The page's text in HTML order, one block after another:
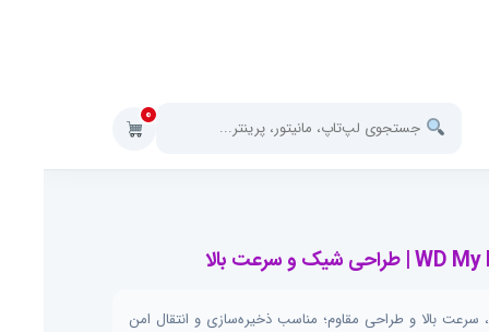
0
هارد باکس WD My Passport Ultra — اتصال USB 3.0، سرعت بالا و طراحی مقاوم؛ مناسب ذخیره‌سازی و انتقال امن